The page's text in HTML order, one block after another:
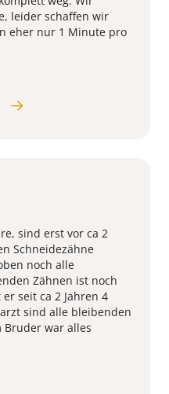
leider schaffen wir
eher nur 1 Minute pro
sind erst vor ca 2
Schneidezähne
noch alle
Zähnen ist noch
seit ca 2 Jahren 4
sind alle bleibenden
Bruder war alles